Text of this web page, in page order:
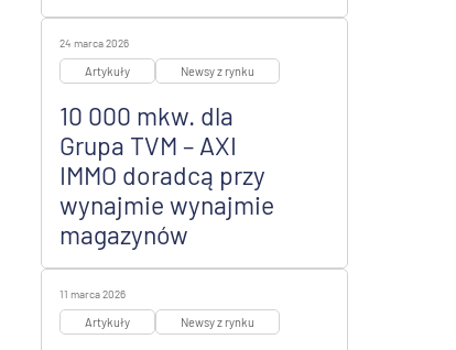
24 marca 2026
Artykuły Newsy z rynku
10 000 mkw. dla
Grupa TVM – AXI
IMMO doradcą przy
wynajmie wynajmie
magazynów
11 marca 2026
Artykuły Newsy z rynku